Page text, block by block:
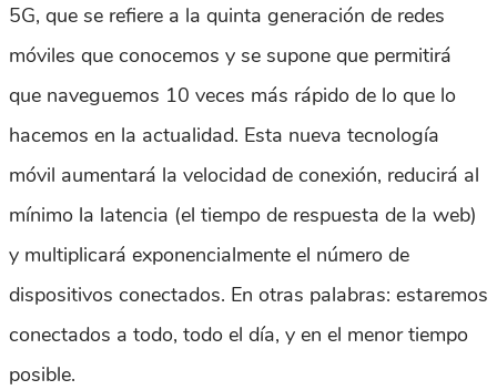
5G, que se refiere a la quinta generación de redes
móviles que conocemos y se supone que permitirá
que naveguemos 10 veces más rápido de lo que lo
hacemos en la actualidad. Esta nueva tecnología
móvil aumentará la velocidad de conexión, reducirá al
mínimo la latencia (el tiempo de respuesta de la web)
y multiplicará exponencialmente el número de
dispositivos conectados. En otras palabras: estaremos
conectados a todo, todo el día, y en el menor tiempo
posible.